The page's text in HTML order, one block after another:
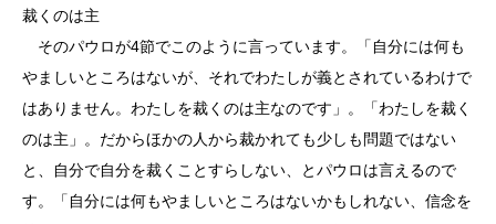
裁くのは主
そのパウロが4節でこのように言っています。「自分には何も
やましいところはないが、それでわたしが義とされているわけで
はありません。わたしを裁くのは主なのです」。「わたしを裁く
のは主」。だからほかの人から裁かれても少しも問題ではない
と、自分で自分を裁くことすらしない、とパウロは言えるので
す。「自分には何もやましいところはないかもしれない、信念を